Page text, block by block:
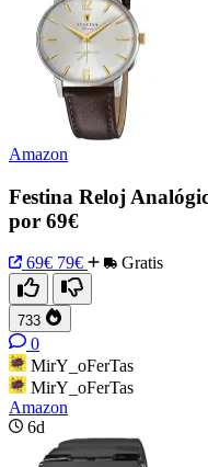
Amazon
Festina Reloj
por 69€
69€ 79€ Gratis
733
0
MirY_oFerTas
MirY_oFerTas
Amazon
6d